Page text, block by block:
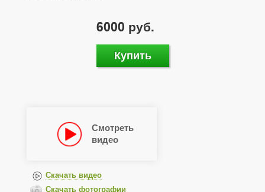
6000 руб.
Купить
Смотреть
видео
Скачать видео
Скачать фотографии